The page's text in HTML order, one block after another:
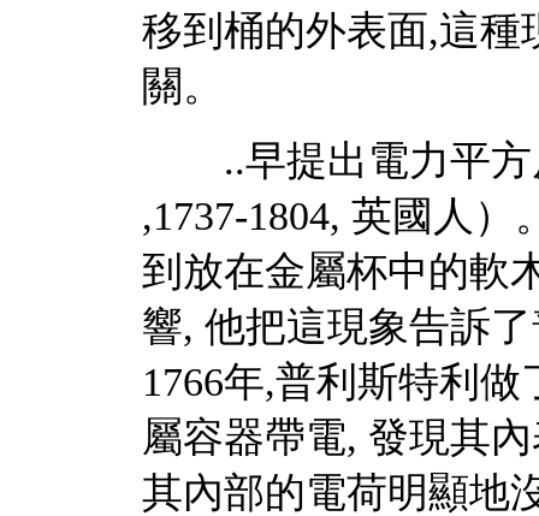
移到桶的外表面,這種
關。
..早提出電力平方
,1737-1804, 英國人
到放在金屬杯中的軟
響, 他把這現象告訴
1766年,普利斯特利
屬容器帶電, 發現其
其內部的電荷明顯地